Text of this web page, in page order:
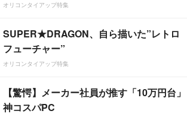
オリコンタイアップ特集
SUPER★DRAGON、自ら描いた”レトロ
フューチャー”
オリコンタイアップ特集
【驚愕】メーカー社員が推す「10万円台」
神コスパPC